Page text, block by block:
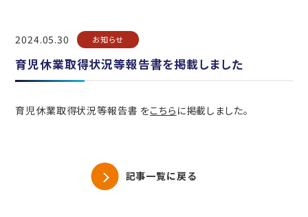
2024.05.30 お知らせ
育児休業取得状況等報告書を掲載しました
育児休業取得状況等報告書 をこちら に掲載しました。
記事一覧に戻る